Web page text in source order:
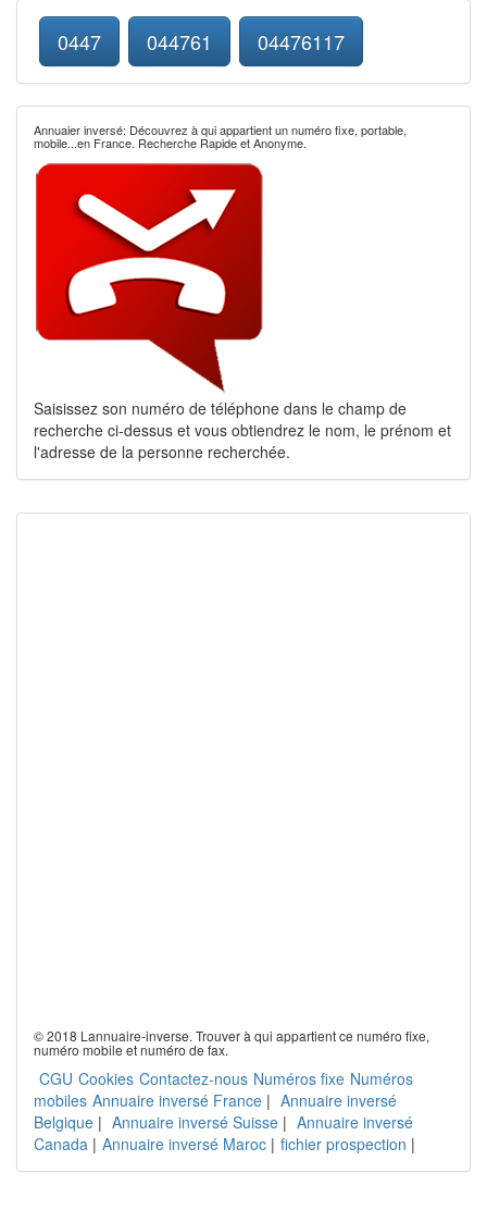
0447 044761 04476117
Annuaier inversé: Découvrez à qui appartient un numéro fixe, portable,
mobile...en France. Recherche Rapide et Anonyme.
Saisissez son numéro de téléphone dans le champ de
recherche ci-dessus et vous obtiendrez le nom, le prénom et
l'adresse de la personne recherchée.
© 2018 Lannuaire-inverse. Trouver à qui appartient ce numéro fixe,
numéro mobile et numéro de fax.
CGU Cookies Contactez-nous Numéros fixe Numéros
mobiles Annuaire inversé France | Annuaire inversé
Belgique | Annuaire inversé Suisse | Annuaire inversé
Canada | Annuaire inversé Maroc | fichier prospection |